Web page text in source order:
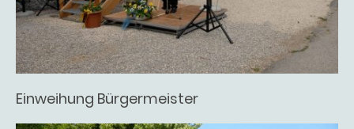
Einweihung Bürgermeister